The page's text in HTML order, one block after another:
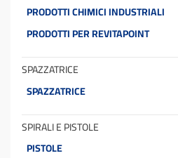
PRODOTTI CHIMICI INDUSTRIALI
PRODOTTI PER REVITAPOINT
SPAZZATRICE
SPAZZATRICE
SPIRALI E PISTOLE
PISTOLE